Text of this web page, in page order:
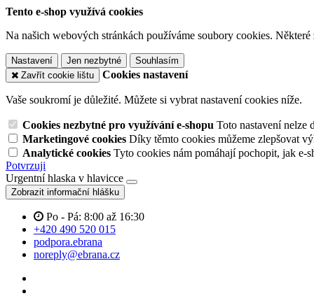
Tento e-shop využívá cookies
Na našich webových stránkách používáme soubory cookies.
Nastavení Jen nezbytné
Souhlasím
Zavřít cookie lištu
Cookies nastavení
Vaše soukromí je důležité. Můžete si vybrat nastavení cookies níže.
Cookies nezbytné pro využívání e-shopu Toto nastavení nelze
Marketingové cookies Díky těmto cookies můžeme zlepšovat
Analytické cookies Tyto cookies nám pomáhají pochopit, jak e-
Potvrzuji
Urgentní hlaska v hlavicce
Zobrazit informační hlášku
Po - Pá: 8:00 až 16:30
+420 490 520 015
podpora.ebrana
noreply@ebrana.cz